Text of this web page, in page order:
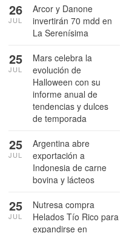
Arcor y Danone
invertirán 70 mdd en
La Serenísima
26
JUL
Mars celebra la
evolución de
Halloween con su
informe anual de
tendencias y dulces
de temporada
25
JUL
Argentina abre
exportación a
Indonesia de carne
bovina y lácteos
25
JUL
Nutresa compra
Helados Tío Rico para
expandirse en
25
JUL